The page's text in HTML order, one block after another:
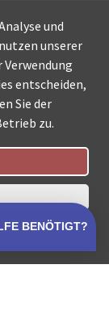
und
unserer
entscheiden,
Sie der
zu.
BENÖTIGT?